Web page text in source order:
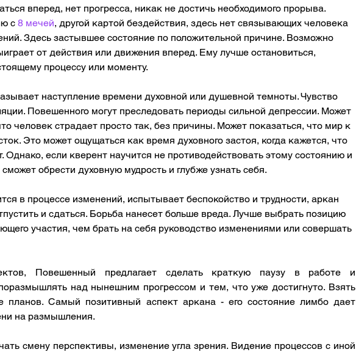
вперед, нет прогресса, никак не достичь необходимого прорыва.
с 8 мечей, другой картой бездействия, здесь нет связывающих человека
Здесь застывшее состояние по положительной причине. Возможно
от действия или движения вперед. Ему лучше остановиться,
процессу или моменту.
наступление времени духовной или душевной темноты. Чувство
Повешенного могут преследовать периоды сильной депрессии. Может
человек страдает просто так, без причины. Может показаться, что мир к
Это может ощущаться как время духовного застоя, когда кажется, что
Однако, если кверент научится не противодействовать этому состоянию и
обрести духовную мудрость и глубже узнать себя.
в процессе изменений, испытывает беспокойство и трудности, аркан
и сдаться. Борьба нанесет больше вреда. Лучше выбрать позицию
участия, чем брать на себя руководство изменениями или совершать
Повешенный предлагает сделать краткую паузу в работе и
над нынешним прогрессом и тем, что уже достигнуто. Взять
планов. Самый позитивный аспект аркана - его состояние лимбо дает
на размышления.
смену перспективы, изменение угла зрения. Видение процессов с иной